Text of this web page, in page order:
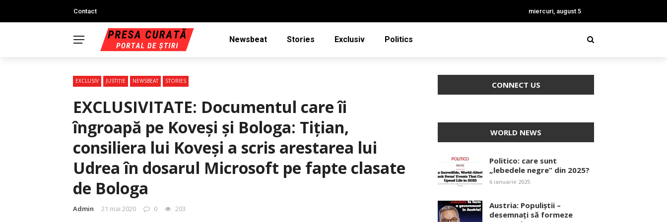
Contact miercuri, august 5
Newsbeat Stories Exclusiv Politics
EXCLUSIV JUSTIŢIE NEWSBEAT STORIES
EXCLUSIVITATE: Documentul care îi
îngroapă pe Koveşi şi Bologa: Tiţian,
consiliera lui Koveşi a scris arestarea lui
Udrea în dosarul Microsoft pe fapte clasate
de Bologa
Admin 21 mai 2020 0 203
CONNECT US
WORLD NEWS
Politico: care sunt
„lebedele negre” din 2025?
6 ianuarie 2025
Austria: Populiștii –
desemnați să formeze